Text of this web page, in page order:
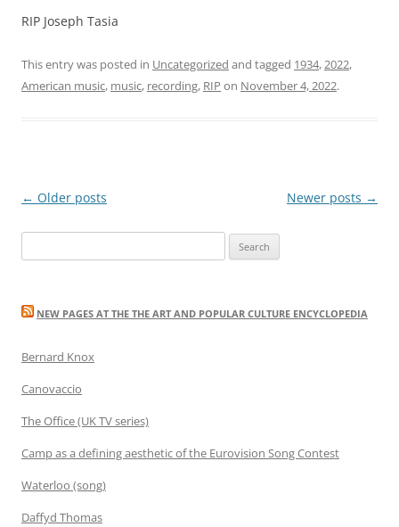
RIP Joseph Tasia
This entry was posted in Uncategorized and tagged 1934,2022,
American music, music, recording, RIP on November 4, 2022.
Post
← Older posts Newer posts →
for:
NEW PAGES AT THE THE ART AND POPULAR CULTURE ENCYCLOPEDIA
Bernard Knox
Canovaccio
The Office (UK TV series)
Camp as a defining aesthetic of the Eurovision Song Contest
Waterloo (song)
Daffyd Thomas